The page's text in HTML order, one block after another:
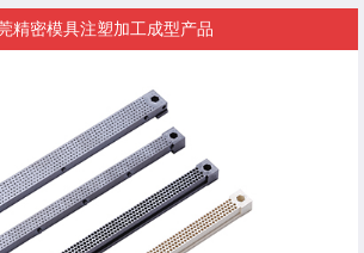
精密模具注塑加工成型产品